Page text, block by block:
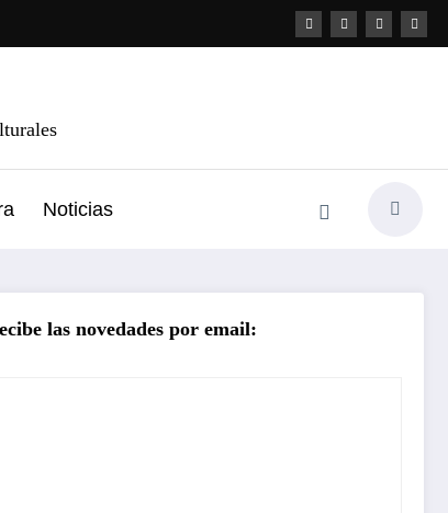
Noticias
las novedades por email: